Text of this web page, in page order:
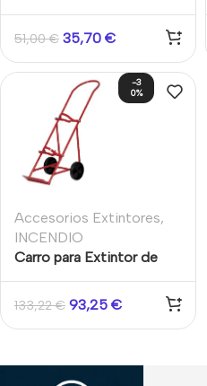
51,00€ 35,70 €
-3
0%
Accesorios Extintores,
INCENDIO
Carro para Extintor de
133,22€ 93,25 €